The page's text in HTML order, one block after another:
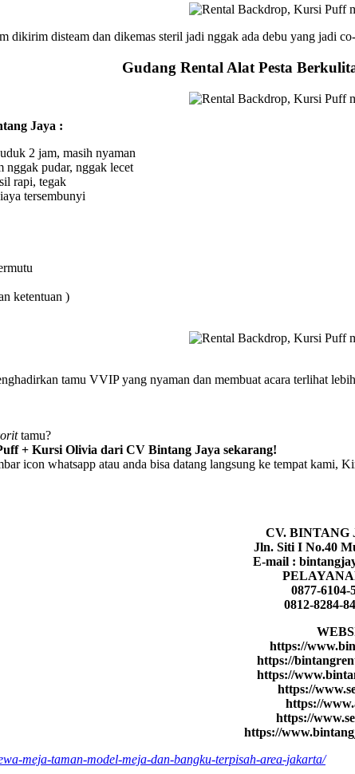
dikirim disteam dan dikemas steril jadi nggak ada debu yang jadi
Gudang Rental Alat Pesta
Jaya :
2 jam, masih nyaman
pudar, nggak lecet
rapi, tegak
tersembunyi
ketentuan )
tamu VVIP yang nyaman dan membuat acara terlihat
tamu?
+ Kursi Olivia dari CV Bintang Jaya sekarang!
icon whatsapp atau anda bisa datang langsung ke tempat
CV. BINTANG
Jln. Siti I No.40
E-mail :
0877-6104-
0812-8284-
https://
https://
https://
https://
https://
https://
https://
meja-taman-model-meja-dan-bangku-terpisah-area-jakarta/